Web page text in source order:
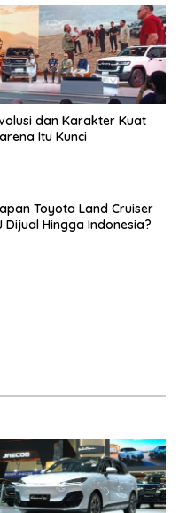
dan Karakter Kuat
Itu Kunci
Toyota Land Cruiser
Dijual Hingga Indonesia?